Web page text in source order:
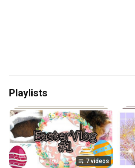
Playlists
7 videos